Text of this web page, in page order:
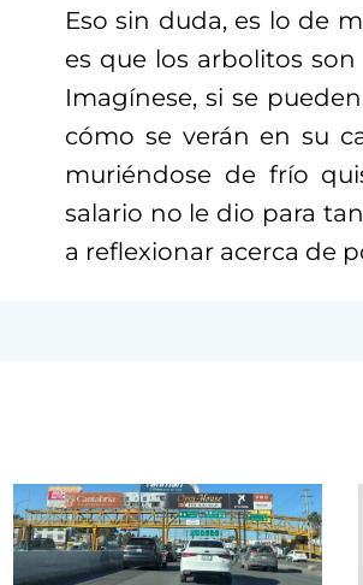
Eso sin duda, es lo de
es que los arbolitos
Imagínese, si se
cómo se verán en su
muriéndose de frío
salario no le dio para
a reflexionar acerca de